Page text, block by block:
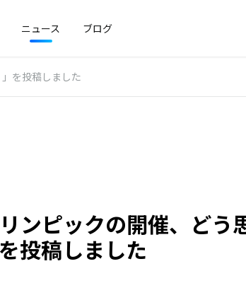
ニュース ブログ
を投稿しました
ンピックの開催、どう
投稿しました